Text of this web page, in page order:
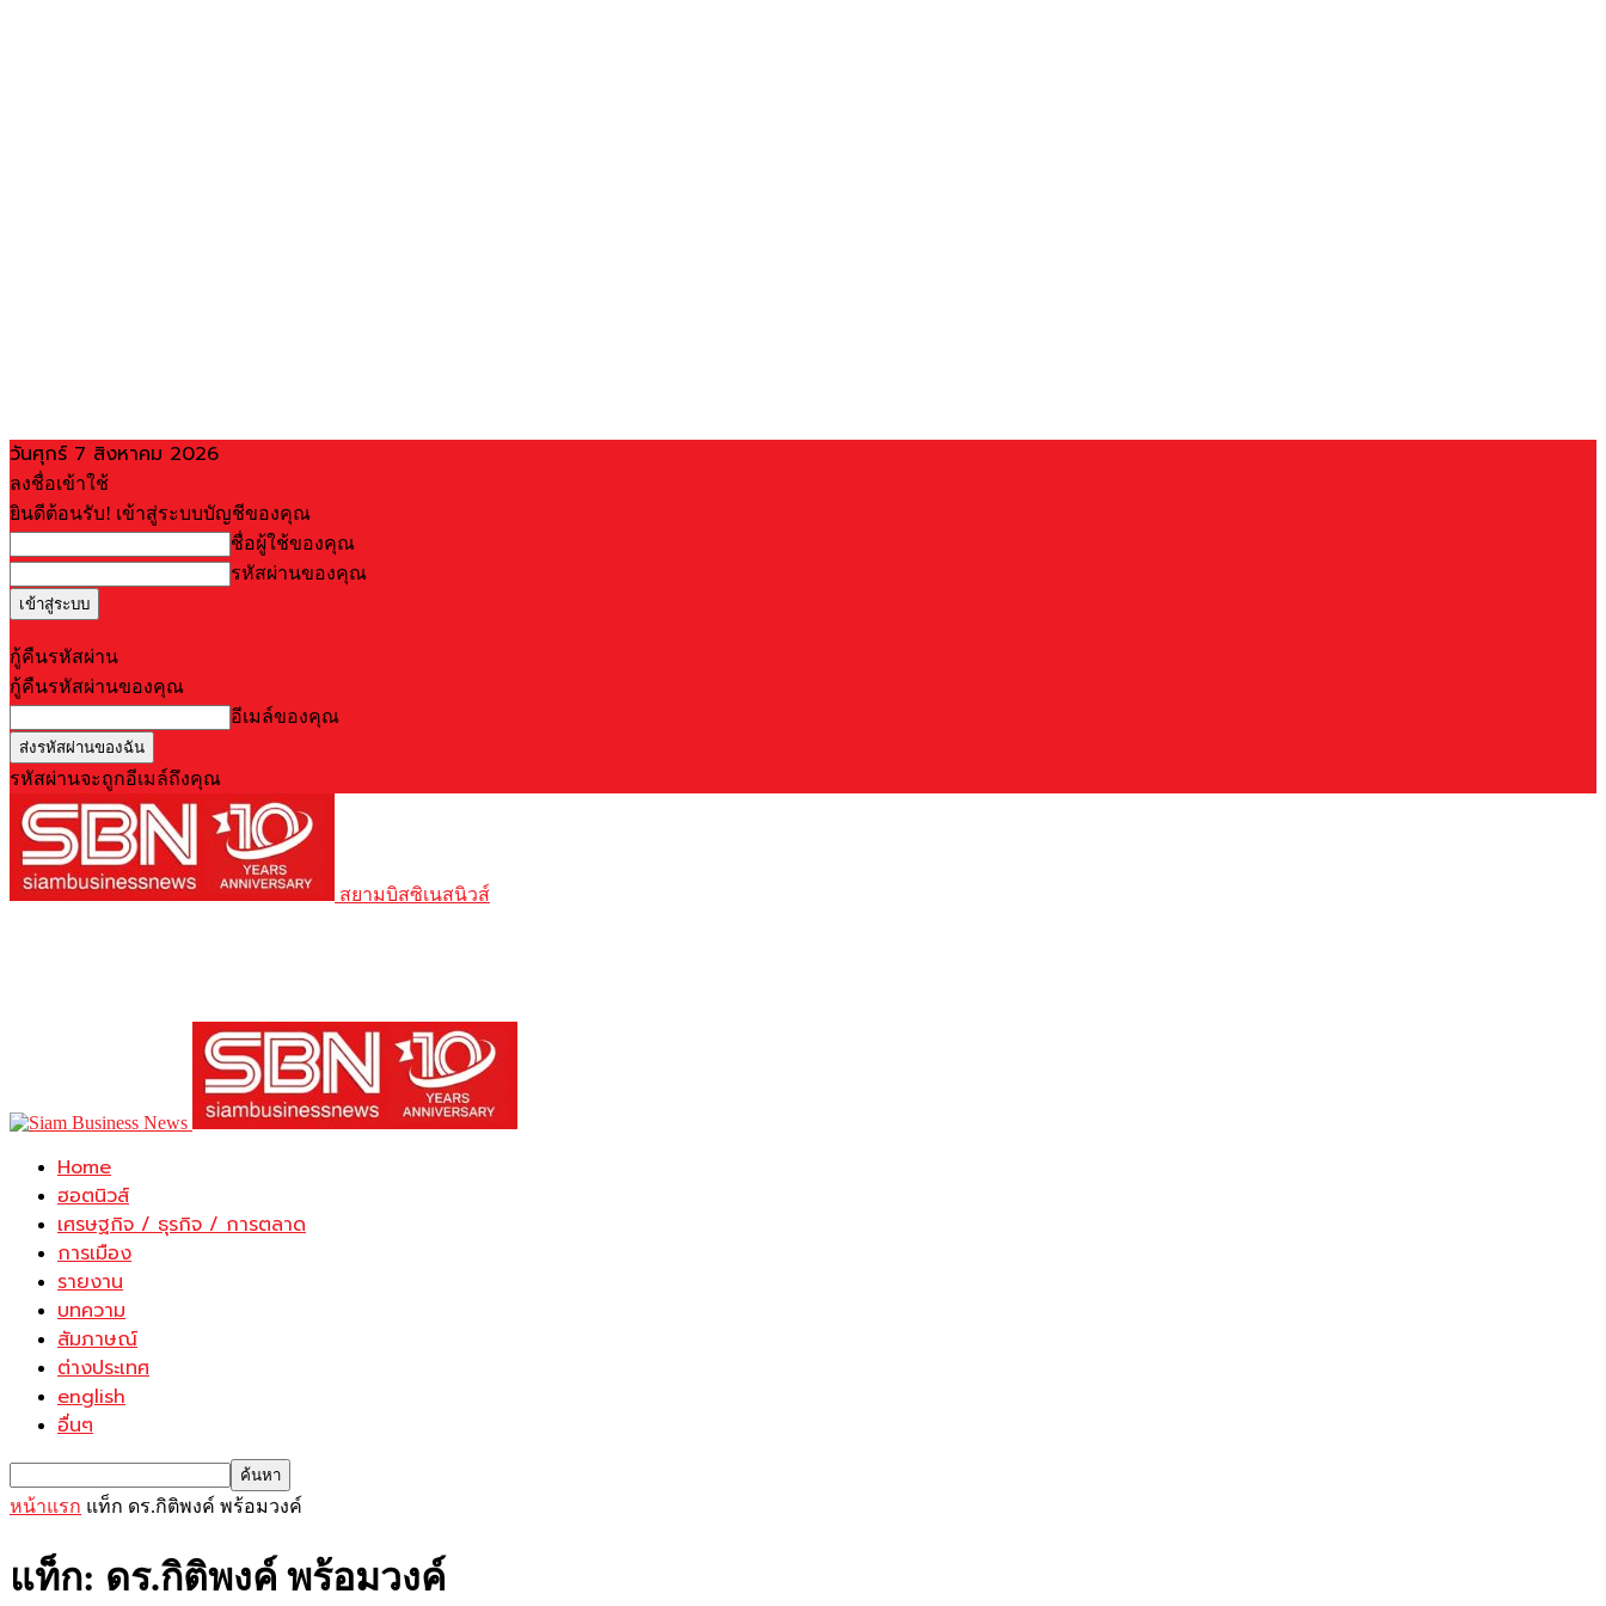
วันศุกร์ 7 สิงหาคม 2026
ลงชื่อเข้าใช้
ยินดีต้อนรับ! เข้าสู่ระบบบัญชีของคุณ
ชื่อผู้ใช้ของคุณ
รหัสผ่านของคุณ
กู้คืนรหัสผ่าน
กู้คืนรหัสผ่านของคุณ
อีเมล์ของคุณ
รหัสผ่านจะถูกอีเมล์ถึงคุณ
สยามบิสซิเนสนิวส์
Home
ฮอตนิวส์
เศรษฐกิจ / ธุรกิจ / การตลาด
การเมือง
รายงาน
บทความ
สัมภาษณ์
ต่างประเทศ
english
อื่นๆ
หน้าแรก แท็ก ดร.กิติพงค์ พร้อมวงค์
แท็ก: ดร.กิติพงค์ พร้อมวงค์